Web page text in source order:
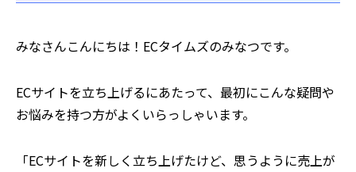
みなさんこんにちは！ECタイムズのみなつです。
ECサイトを立ち上げるにあたって、最初にこんな疑問や
お悩みを持つ方がよくいらっしゃいます。
「ECサイトを新しく立ち上げたけど、思うように売上が